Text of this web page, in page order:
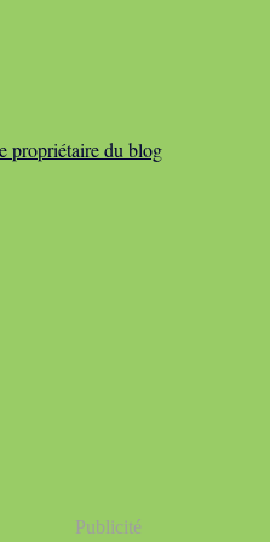
propriétaire du blog
Publicité